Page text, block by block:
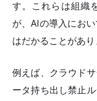
す。これらは組織
が、AIの導入にお
はだかることがあり
例えば、クラウド
ータ持ち出し禁止